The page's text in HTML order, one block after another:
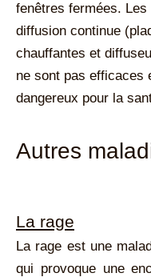
fenêtres fermées.
diffusion continue
chauffantes et
ne sont pas efficaces
dangereux pour la
Autres
La rage
La rage est une
qui provoque une